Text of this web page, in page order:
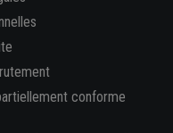
conforme